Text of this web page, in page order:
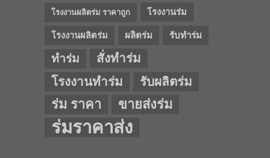
โรงงานผลิตร่ม ราคาถูก โรงงานร่ม
โรงงานผลิตร่ม ผลิตร่ม รับทำร่ม
ทำร่ม
สั่งทำร่ม
โรงงานทำร่ม
รับผลิตร่ม
ร่ม ราคา ขายส่งร่ม
ร่มราคาส่ง